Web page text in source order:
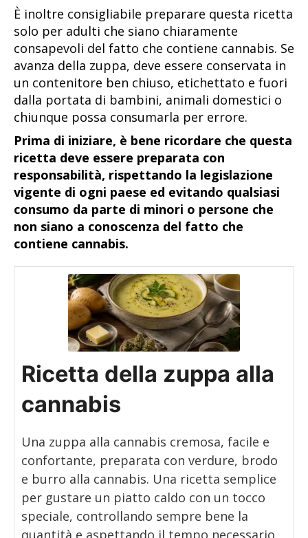
È inoltre consigliabile preparare questa ricetta
solo per adulti che siano chiaramente
consapevoli del fatto che contiene cannabis. Se
avanza della zuppa, deve essere conservata in
un contenitore ben chiuso, etichettato e fuori
dalla portata di bambini, animali domestici o
chiunque possa consumarla per errore.
Prima di iniziare, è bene ricordare che questa
ricetta deve essere preparata con
responsabilità, rispettando la legislazione
vigente di ogni paese ed evitando qualsiasi
consumo da parte di minori o persone che
non siano a conoscenza del fatto che
contiene cannabis.
Ricetta della zuppa alla
cannabis
Una zuppa alla cannabis cremosa, facile e
confortante, preparata con verdure, brodo
e burro alla cannabis. Una ricetta semplice
per gustare un piatto caldo con un tocco
speciale, controllando sempre bene la
quantità e aspettando il tempo necessario